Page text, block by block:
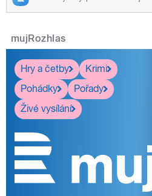
mujRozhlas
Hry a četby
Krimi
Pohádky
Pořady
Živé vysílání